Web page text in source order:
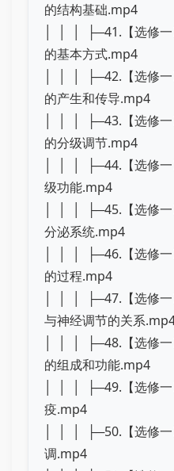
的结构基础.mp4
│ │ │ ├─41.【选修
的基本方式.mp4
│ │ │ ├─42.【选修
的产生和传导.mp4
│ │ │ ├─43.【选修
的分级调节.mp4
│ │ │ ├─44.【选修
级功能.mp4
│ │ │ ├─45.【选修
分泌系统.mp4
│ │ │ ├─46.【选修
的过程.mp4
│ │ │ ├─47.【选修
与神经调节的关系
│ │ │ ├─48.【选修
的组成和功能.mp4
│ │ │ ├─49.【选修
疫.mp4
│ │ │ ├─50.【选修
调.mp4